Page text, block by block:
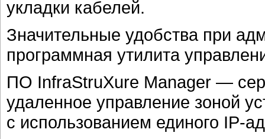
укладки кабелей.
Значительные удобства при
программная утилита
ПО InfraStruXure Manager —
удаленное управление зоной
с использованием единого IP-